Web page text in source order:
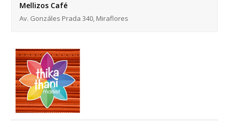
Mellizos Café
Av. Gonzáles Prada 340, Miraflores